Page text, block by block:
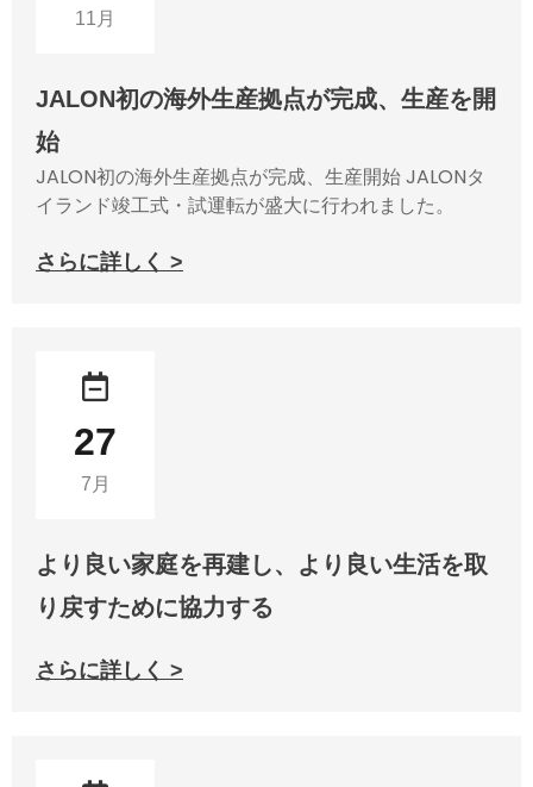
11月
JALON初の海外生産拠点が完成、生産を開
始
JALON初の海外生産拠点が完成、生産開始 JALONタ
イランド竣工式・試運転が盛大に行われました。
さらに詳しく >
27
7月
より良い家庭を再建し、より良い生活を取
り戻すために協力する
さらに詳しく >